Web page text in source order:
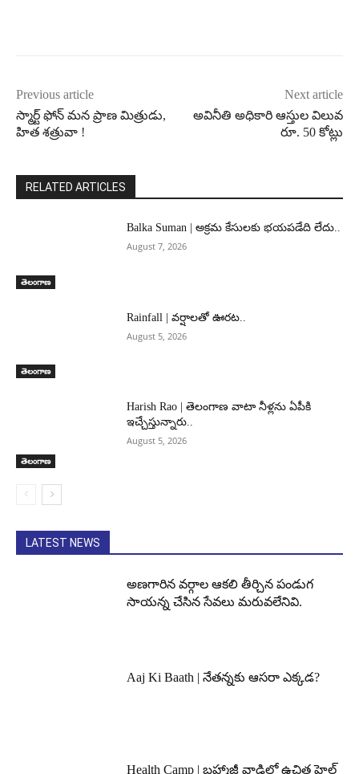
Previous article
స్మార్ట్ ఫోన్ మన ప్రాణ మిత్రుడు,
హిత శత్రువా !
Next article
అవినీతి అధికారి ఆస్తుల విలువ
రూ. 50 కోట్లు
RELATED ARTICLES
తెలంగాణ
Balka Suman | అక్రమ కేసులకు భయపడేది లేదు..
August 7, 2026
తెలంగాణ
Rainfall | వర్షాలతో ఊరట..
August 5, 2026
తెలంగాణ
Harish Rao | తెలంగాణ వాటా నీళ్లను ఏపీకి
ఇచ్చేస్తున్నారు..
August 5, 2026
LATEST NEWS
అణగారిన వర్గాల ఆకలి తీర్చిన పండుగ
సాయన్న చేసిన సేవలు మరువలేనివి.
Aaj Ki Baath | నేతన్నకు ఆసరా ఎక్కడ?
Health Camp | బ్రహ్మాజీ వాడిలో ఉచిత హెల్త్